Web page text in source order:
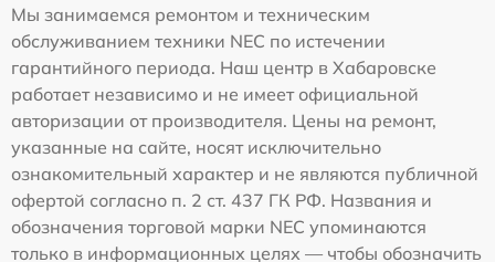
Мы занимаемся ремонтом и техническим
обслуживанием техники NEC по истечении
гарантийного периода. Наш центр в Хабаровске
работает независимо и не имеет официальной
авторизации от производителя. Цены на ремонт,
указанные на сайте, носят исключительно
ознакомительный характер и не являются публичной
офертой согласно п. 2 ст. 437 ГК РФ. Названия и
обозначения торговой марки NEC упоминаются
только в информационных целях — чтобы обозначить